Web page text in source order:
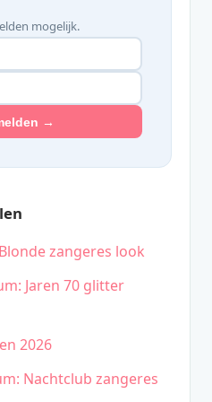
mogelijk.
→
zangeres look
Jaren 70 glitter
2026
Nachtclub zangeres